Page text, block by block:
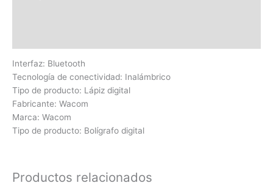
Interfaz: Bluetooth
Tecnología de conectividad: Inalámbrico
Tipo de producto: Lápiz digital
Fabricante: Wacom
Marca: Wacom
Tipo de producto: Bolígrafo digital
Productos relacionados